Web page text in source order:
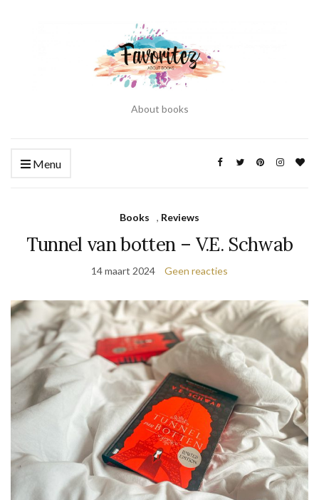
About books
Menu
Books , Reviews
Tunnel van botten – V.E. Schwab
14 maart 2024 Geen reacties